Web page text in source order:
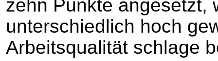
zehn Punkte angesetzt,
unterschiedlich hoch
Arbeitsqualität schlage